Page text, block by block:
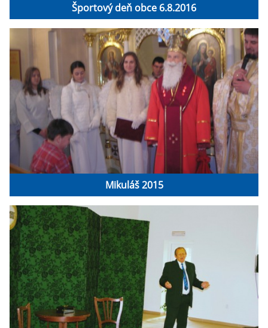
Športový deň obce 6.8.2016
Mikuláš 2015